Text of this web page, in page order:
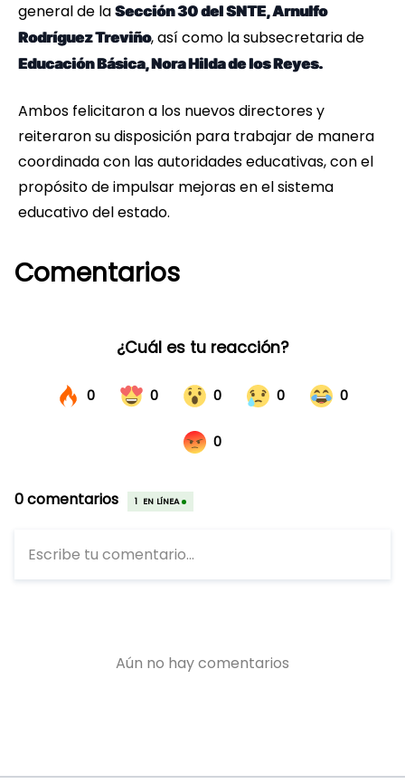
general de la Sección 30 del SNTE, Arnulfo
Rodríguez Treviño, así como la subsecretaria de
Educación Básica, Nora Hilda de los Reyes.
Ambos felicitaron a los nuevos directores y
reiteraron su disposición para trabajar de manera
coordinada con las autoridades educativas, con el
propósito de impulsar mejoras en el sistema
educativo del estado.
Comentarios